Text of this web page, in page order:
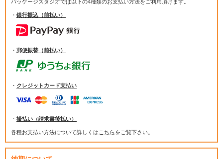
パッケージスタジオでは以下の4種類のお支払い方法をご利用頂けます。
・ 銀行振込（前払い）
・ 郵便振替（前払い）
・ クレジットカード支払い
・ 掛払い（請求書後払い）
各種お支払い方法について詳しくは こちらをご覧下さい。